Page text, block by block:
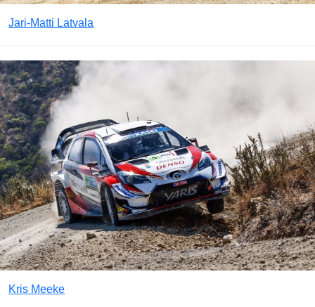
Jari-Matti Latvala
Kris Meeke